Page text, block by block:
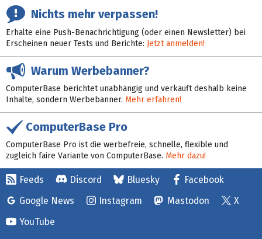
Nichts mehr verpassen!
Erhalte eine Push-Benachrichtigung (oder einen Newsletter) bei
Erscheinen neuer Tests und Berichte: Jetzt anmelden!
Warum Werbebanner?
ComputerBase berichtet unabhängig und verkauft deshalb keine
Inhalte, sondern Werbebanner. Mehr erfahren!
ComputerBase Pro
ComputerBase Pro ist die werbefreie, schnelle, flexible und
zugleich faire Variante von ComputerBase. Mehr dazu!
Feeds Discord Bluesky
Facebook
Google News
Instagram Mastodon
X
YouTube